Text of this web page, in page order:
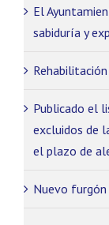
El
sabiduría y
Publicado el
excluidos de
el plazo de
Nuevo